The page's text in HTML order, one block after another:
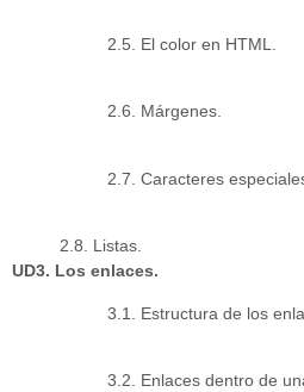
2.5. El color en HTML.
2.6. Márgenes.
2.7. Caracteres
2.8. Listas.
UD3. Los enlaces.
3.1. Estructura de los
3.2. Enlaces dentro de